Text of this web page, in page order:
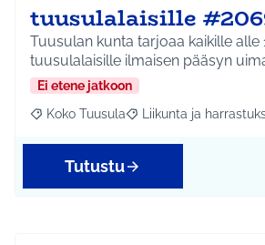
tuusulalaisille
Tuusulan kunta tarjoaa kaikille
tuusulalaisille ilmaisen pääsyn
Ei etene jatkoon
Rajaa tulokset aihepiirin mukaan: Koko
Koko Tuusula Rajaa tulokset
Liikunta ja
Tutustu